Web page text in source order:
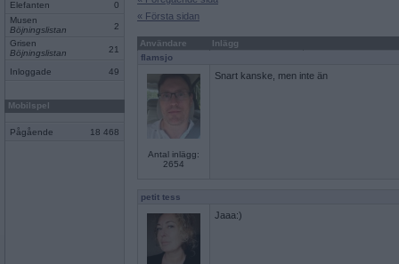
Elefanten
0
Musen
Böjningslistan
2
Grisen
Böjningslistan
21
Inloggade 49
Mobilspel
Pågående 18 468
« Första sidan
Användare
Inlägg
flamsjo
Antal inlägg:
2654
Snart kanske, men inte än
petit tess
Jaaa:)